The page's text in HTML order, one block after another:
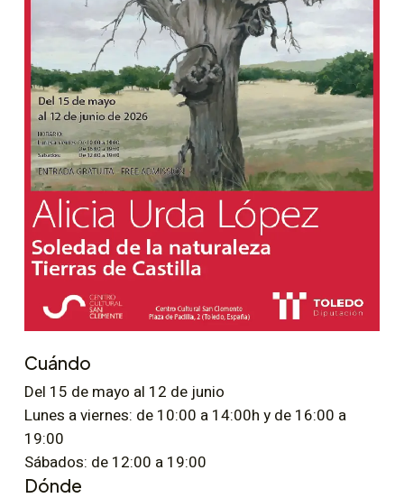
Cuándo
Del 15 de mayo al 12 de junio
Lunes a viernes: de 10:00 a 14:00h y de 16:00 a
19:00
Sábados: de 12:00 a 19:00
Dónde